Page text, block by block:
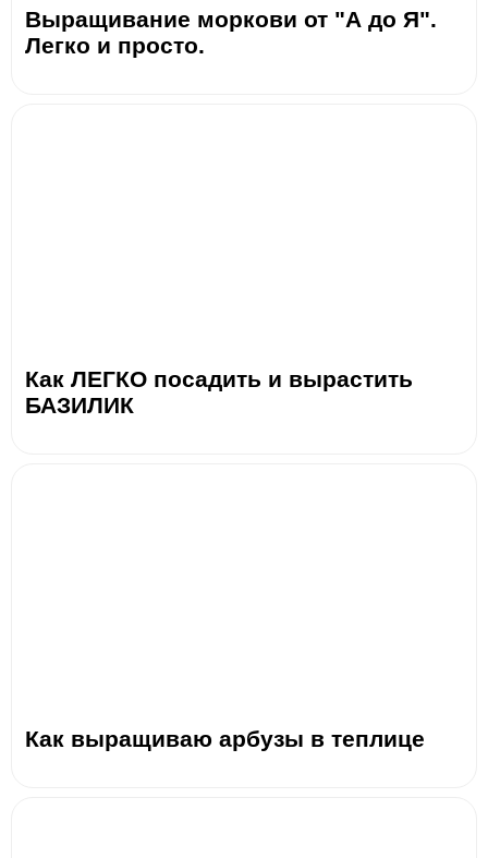
Выращивание моркови от "А до Я".
Легко и просто.
Как ЛЕГКО посадить и вырастить
БАЗИЛИК
Как выращиваю арбузы в теплице